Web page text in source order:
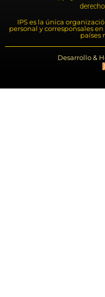
IPS es la única
personal y corresponsales
países
Desarrollo &